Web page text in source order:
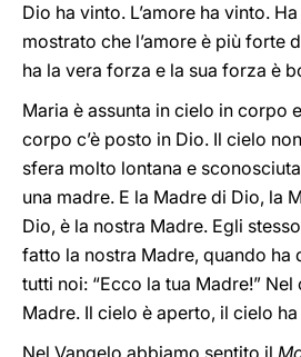
Dio ha vinto. L’amore ha vinto.
mostrato che l’amore è più forte
ha la vera forza e la sua forza è
Maria è assunta in cielo in corpo
corpo c’è posto in Dio. Il cielo
sfera molto lontana e
una madre. E la Madre di Dio, la
Dio, è la nostra Madre. Egli
fatto la nostra Madre, quando ha
tutti noi: “Ecco la tua Madre!”
Madre. Il cielo è aperto, il cielo
Nel Vangelo abbiamo sentito il